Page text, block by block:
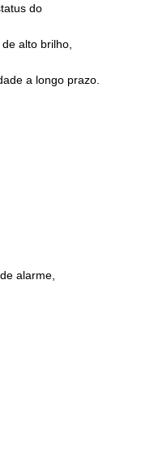
do
alto brilho,
a longo prazo.
alarme,